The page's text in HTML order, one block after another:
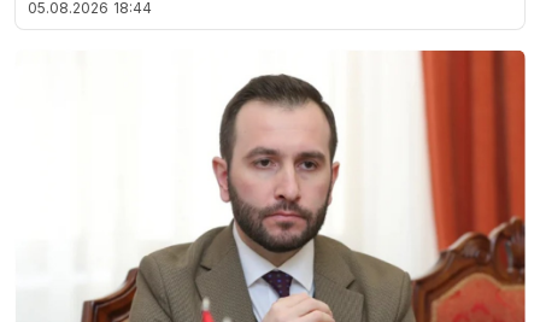
05.08.2026 18:44